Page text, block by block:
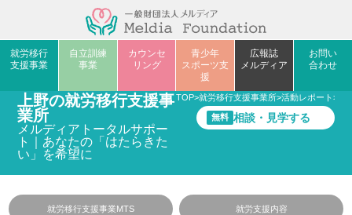
就労移行
支援事業
自立訓練
事業
カウンセ
リング
青少年
スポーツ支
援
広報誌
メルディア
お問い
合わせ
上野の就労移行支援事
業所
メルディアトータルサポー
ト｜あなたの「はたらきた
い」を希望に
TOP>就労移行支援事業所>活動レポート>
無料 相談・見学する
就労移行支援事業MTS 就労支援内容